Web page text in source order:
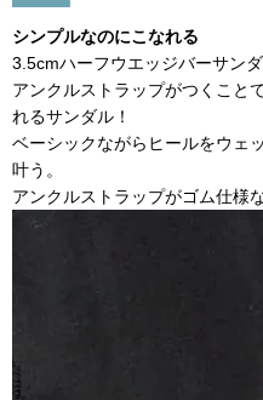
シンプルなのにこなれる
3.5cmハーフウエッジバーサン
アンクルストラップがつくこと
れるサンダル！
ベーシックながらヒールをウェ
叶う。
アンクルストラップがゴム仕様